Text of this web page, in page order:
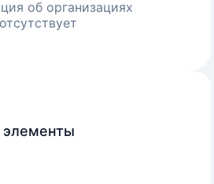
об организациях
отсутствует
элементы